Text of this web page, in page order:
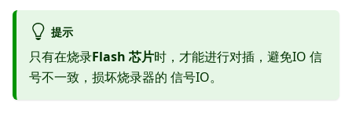
提示
只有在烧录Flash 芯片时，才能进行对插，避免IO 信
号不一致，损坏烧录器的 信号IO。